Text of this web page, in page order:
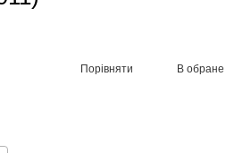
Порівняти В обране